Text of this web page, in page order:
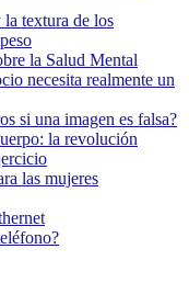
textura de los
la Salud Mental
necesita realmente un
si una imagen es falsa?
la revolución
las mujeres